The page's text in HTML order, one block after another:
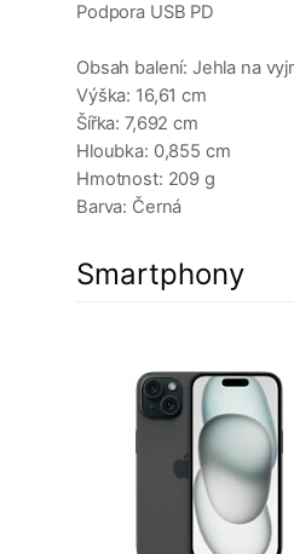
Podpora USB PD
Obsah balení: Jehla na
Výška: 16,61 cm
Šířka: 7,692 cm
Hloubka: 0,855 cm
Hmotnost: 209 g
Barva: Černá
Smartphony